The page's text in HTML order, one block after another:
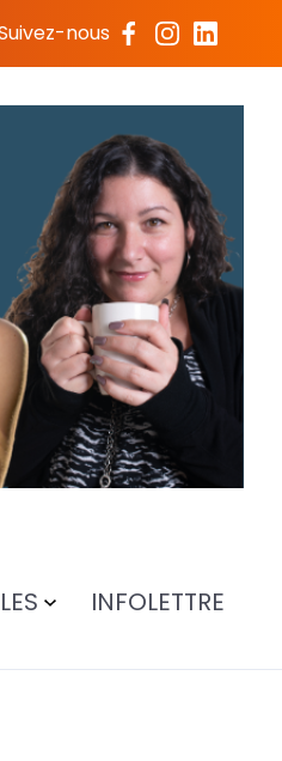
nous
INFOLETTRE